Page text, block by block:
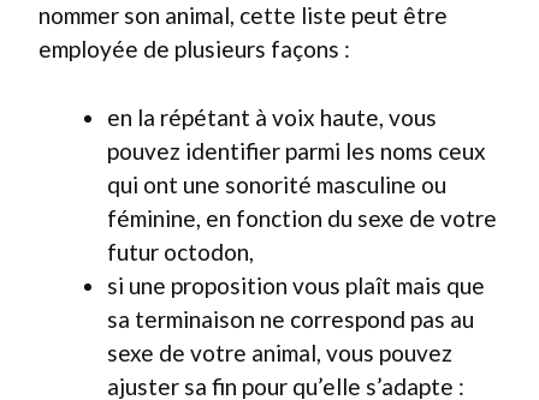
nommer son animal, cette liste peut être
employée de plusieurs façons :
en la répétant à voix haute, vous
pouvez identifier parmi les noms ceux
qui ont une sonorité masculine ou
féminine, en fonction du sexe de votre
futur octodon,
si une proposition vous plaît mais que
sa terminaison ne correspond pas au
sexe de votre animal, vous pouvez
ajuster sa fin pour qu’elle s’adapte :